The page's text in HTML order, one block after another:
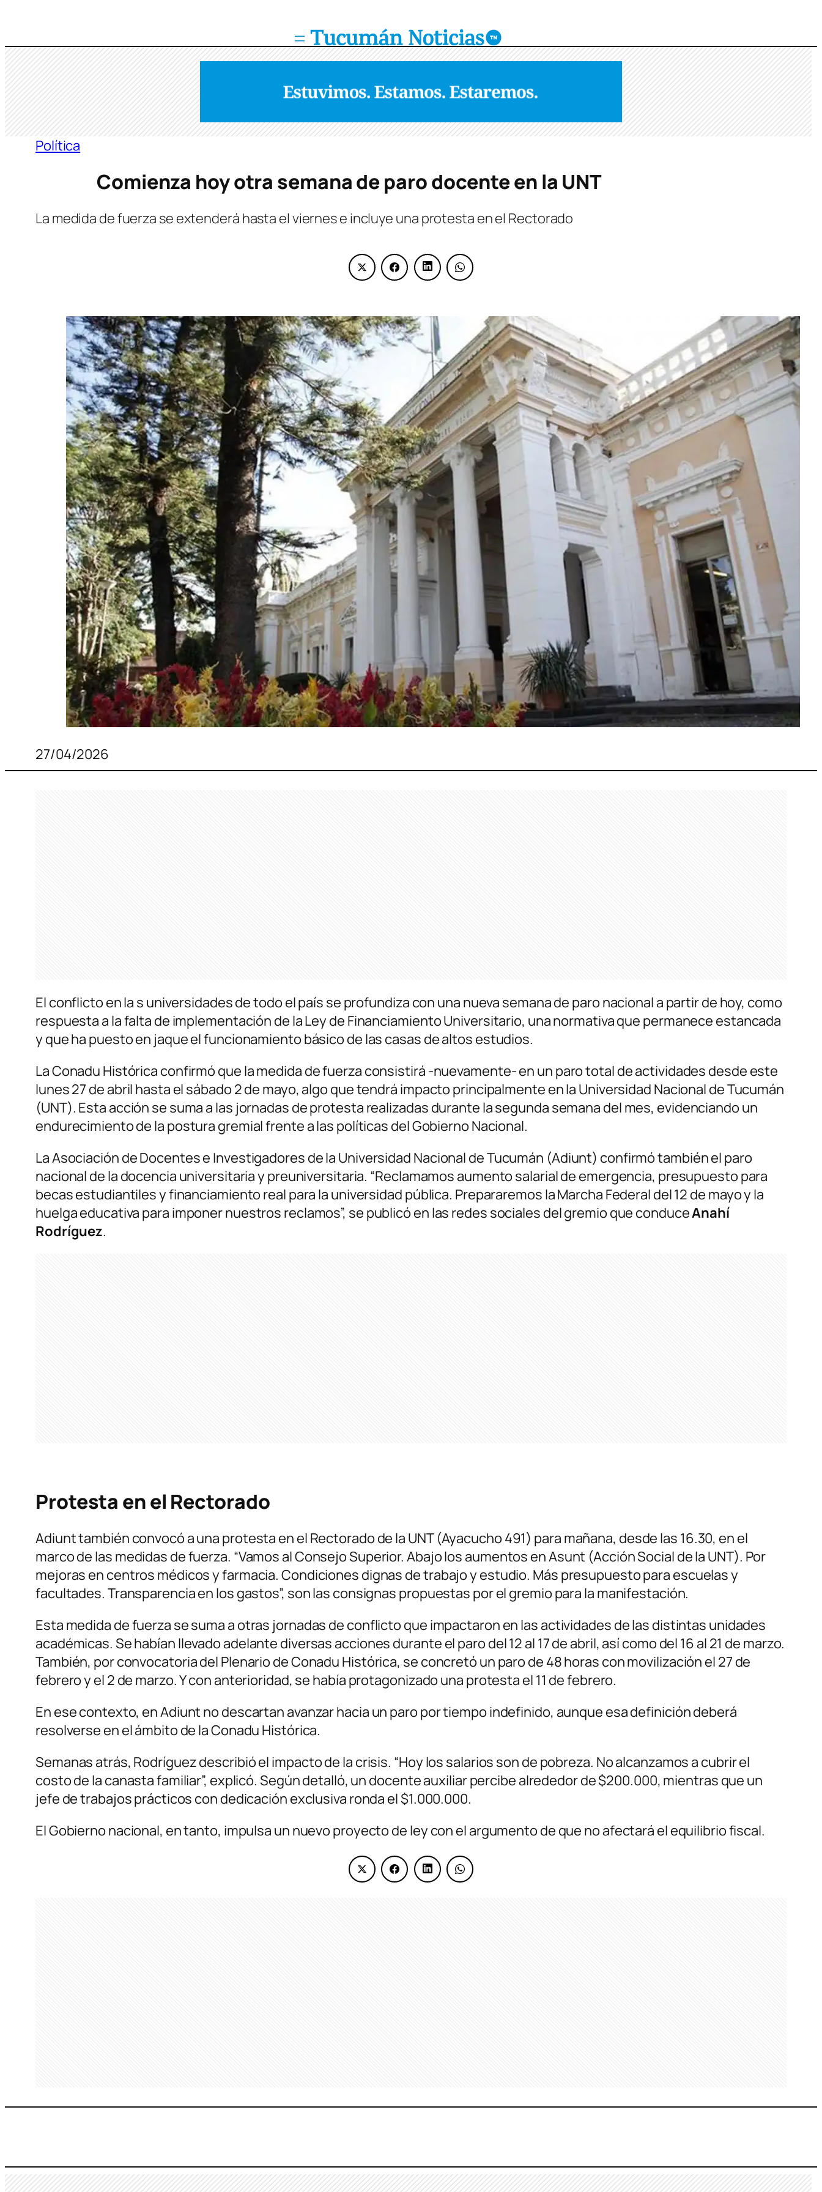
contenido
Política
Comienza hoy otra semana de paro docente en la UNT
La medida de fuerza se extenderá hasta el viernes e incluye una protesta en el Rectorado
27/04/2026
El conflicto en la s universidades de todo el país se profundiza con una nueva semana de paro nacional a partir de hoy, como
respuesta a la falta de implementación de la Ley de Financiamiento Universitario, una normativa que permanece estancada
y que ha puesto en jaque el funcionamiento básico de las casas de altos estudios.
La Conadu Histórica confirmó que la medida de fuerza consistirá -nuevamente- en un paro total de actividades desde este
lunes 27 de abril hasta el sábado 2 de mayo, algo que tendrá impacto principalmente en la Universidad Nacional de Tucumán
(UNT). Esta acción se suma a las jornadas de protesta realizadas durante la segunda semana del mes, evidenciando un
endurecimiento de la postura gremial frente a las políticas del Gobierno Nacional.
La Asociación de Docentes e Investigadores de la Universidad Nacional de Tucumán (Adiunt) confirmó también el paro
nacional de la docencia universitaria y preuniversitaria. “Reclamamos aumento salarial de emergencia, presupuesto para
becas estudiantiles y financiamiento real para la universidad pública. Prepararemos la Marcha Federal del 12 de mayo y la
huelga educativa para imponer nuestros reclamos”, se publicó en las redes sociales del gremio que conduceAnahí
Rodríguez.
Protesta en el Rectorado
Adiunt también convocó a una protesta en el Rectorado de la UNT (Ayacucho 491) para mañana, desde las 16.30, en el
marco de las medidas de fuerza. “Vamos al Consejo Superior. Abajo los aumentos en Asunt (Acción Social de la UNT). Por
mejoras en centros médicos y farmacia. Condiciones dignas de trabajo y estudio. Más presupuesto para escuelas y
facultades. Transparencia en los gastos”, son las consignas propuestas por el gremio para la manifestación.
Esta medida de fuerza se suma a otras jornadas de conflicto que impactaron en las actividades de las distintas unidades
académicas. Se habían llevado adelante diversas acciones durante el paro del 12 al 17 de abril, así como del 16 al 21 de marzo.
También, por convocatoria del Plenario de Conadu Histórica, se concretó un paro de 48 horas con movilización el 27 de
febrero y el 2 de marzo. Y con anterioridad, se había protagonizado una protesta el 11 de febrero.
En ese contexto, en Adiunt no descartan avanzar hacia un paro por tiempo indefinido, aunque esa definición deberá
resolverse en el ámbito de la Conadu Histórica.
Semanas atrás, Rodríguez describió el impacto de la crisis. “Hoy los salarios son de pobreza. No alcanzamos a cubrir el
costo de la canasta familiar”, explicó. Según detalló, un docente auxiliar percibe alrededor de $200.000, mientras que un
jefe de trabajos prácticos con dedicación exclusiva ronda el $1.000.000.
El Gobierno nacional, en tanto, impulsa un nuevo proyecto de ley con el argumento de que no afectará el equilibrio fiscal.